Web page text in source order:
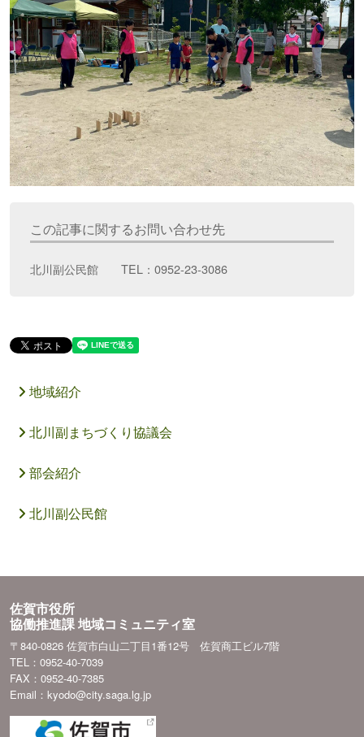
この記事に関するお問い合わせ先
北川副公民館 TEL：0952-23-3086
地域紹介
北川副まちづくり協議会
部会紹介
北川副公民館
佐賀市役所
協働推進課 地域コミュニティ室
〒840-0826 佐賀市白山二丁目1番12号 佐賀商工ビル7階
TEL：0952-40-7039
FAX：0952-40-7385
Email：kyodo@city.saga.lg.jp